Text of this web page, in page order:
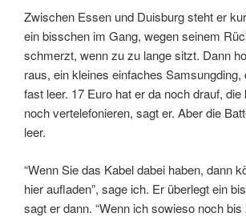
Zwischen Essen und Duisburg steht er
ein bisschen im Gang, wegen seinem
schmerzt, wenn zu zu lange sitzt. Dann
raus, ein kleines einfaches Samsungding,
fast leer. 17 Euro hat er da noch drauf,
noch vertelefonieren, sagt er. Aber die
leer.
“Wenn Sie das Kabel dabei haben, dann
hier aufladen”, sage ich. Er überlegt ein
sagt er dann. “Wenn ich sowieso noch